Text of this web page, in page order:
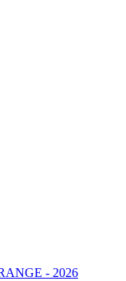
- 2026